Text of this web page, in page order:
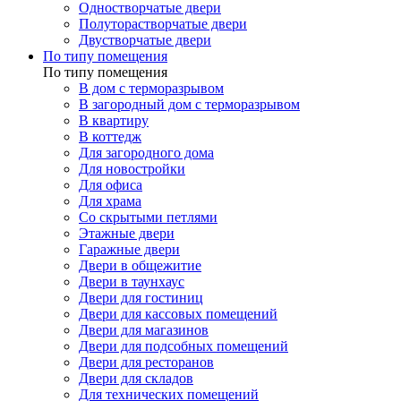
Одностворчатые двери
Полуторастворчатые двери
Двустворчатые двери
По типу помещения
По типу помещения
В дом с терморазрывом
В загородный дом с терморазрывом
В квартиру
В коттедж
Для загородного дома
Для новостройки
Для офиса
Для храма
Со скрытыми петлями
Этажные двери
Гаражные двери
Двери в общежитие
Двери в таунхаус
Двери для гостиниц
Двери для кассовых помещений
Двери для магазинов
Двери для подсобных помещений
Двери для ресторанов
Двери для складов
Для технических помещений